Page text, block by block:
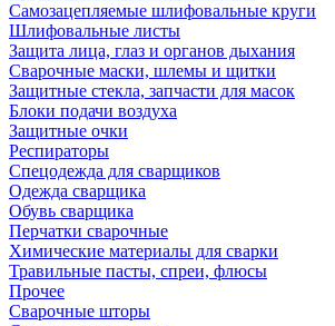
Самозацепляемые шлифовальные круги
Шлифовальные листы
Защита лица, глаз и органов дыхания
Сварочные маски, шлемы и щитки
Защитные стекла, запчасти для масок
Блоки подачи воздуха
Защитные очки
Респираторы
Спецодежда для сварщиков
Одежда сварщика
Обувь сварщика
Перчатки сварочные
Химические материалы для сварки
Травильные пасты, спреи, флюсы
Прочее
Сварочные шторы